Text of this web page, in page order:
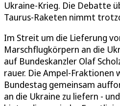
Ukraine-Krieg. Die Debatte
Taurus-Raketen nimmt
Im Streit um die Lieferung
Marschflugkörpern an die
auf Bundeskanzler Olaf
rauer. Die Ampel-Fraktionen
Bundestag gemeinsam
an die Ukraine zu liefern -